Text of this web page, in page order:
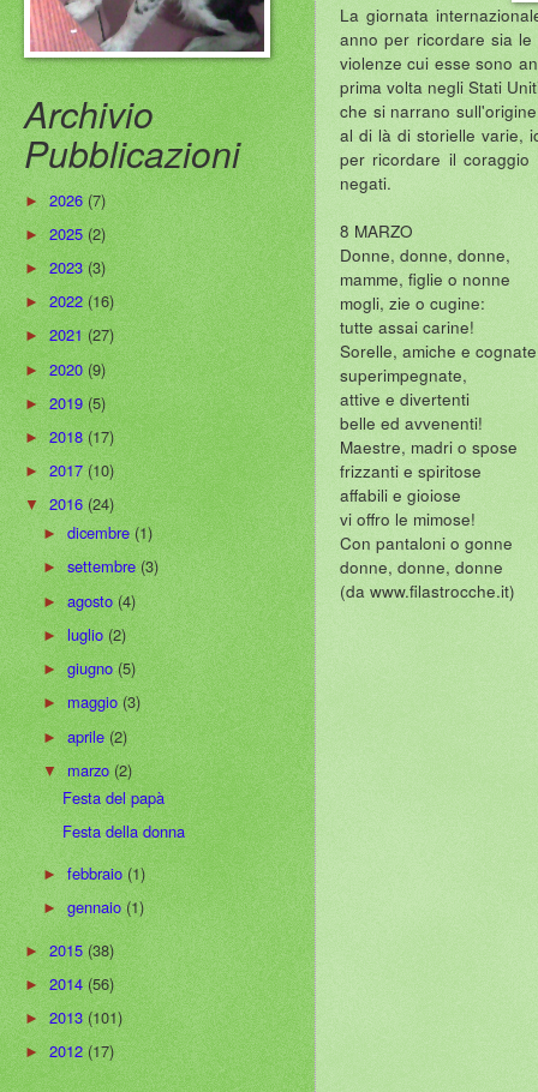
La giornata
anno per ricordare sia
violenze cui esse sono
prima volta negli Stati
che si narrano
al di là di storielle varie,
per ricordare il
negati.
8 MARZO
Donne, donne, donne,
mamme, figlie o nonne
mogli, zie o cugine:
tutte assai carine!
Sorelle, amiche e cognate
superimpegnate,
attive e divertenti
belle ed avvenenti!
Maestre, madri o spose
frizzanti e spiritose
affabili e gioiose
vi offro le mimose!
Con pantaloni o gonne
donne, donne, donne
(da www.filastrocche.it)
Archivio
Pubblicazioni
►2026(7)
►2025(2)
►2023(3)
►2022(16)
►2021(27)
►2020(9)
►2019(5)
►2018(17)
► 2017(10)
▼2016(24)
►dicembre(1)
►settembre(3)
►agosto(4)
►luglio(2)
►giugno(5)
►maggio(3)
►aprile(2)
▼marzo(2)
Festa del papà
Festa della donna
►febbraio(1)
►gennaio(1)
►2015(38)
►2014(56)
►2013(101)
►2012(17)